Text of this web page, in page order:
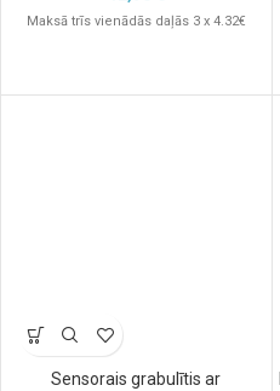
Maksā trīs vienādās daļās 3 x 4.32€
Sensorais grabulītis ar